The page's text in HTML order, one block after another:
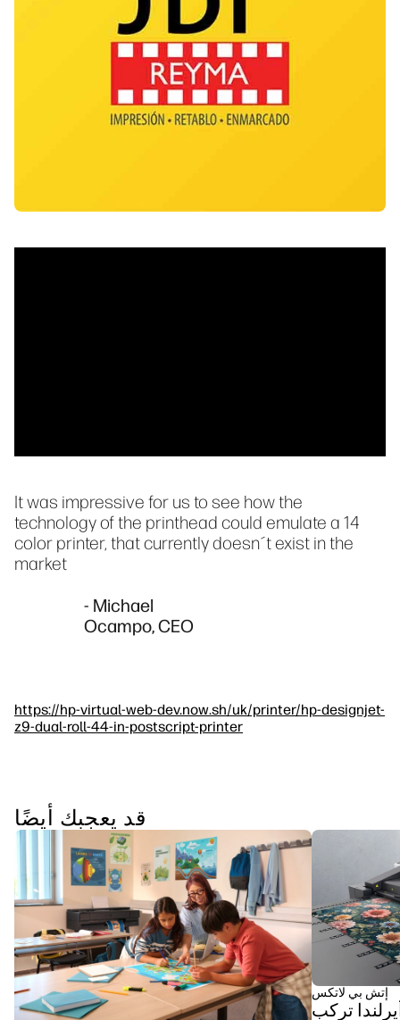
It was impressive for us to see how the
technology of the printhead could emulate a 14
color printer, that currently doesn´t exist in the
market
- Michael
Ocampo, CEO
https://hp-virtual-web-dev.now.sh/uk/printer/hp-designjet-
z9-dual-roll-44-in-postscript-printer
قد يعجبك أيضًا
إتش بي لاتكس
تركب